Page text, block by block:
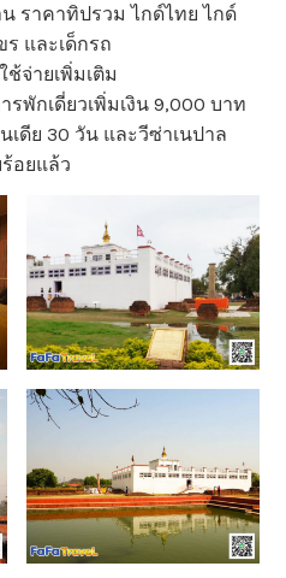
ราคาทิปรวม ไกด์ไทย ไกด์
ร และเด็กรถ
จ่ายเพิ่มเติม
พักเดี่ยวเพิ่มเงิน 9,000 บาท
เดีย 30 วัน และวีซ่าเนปาล
ร้อยแล้ว